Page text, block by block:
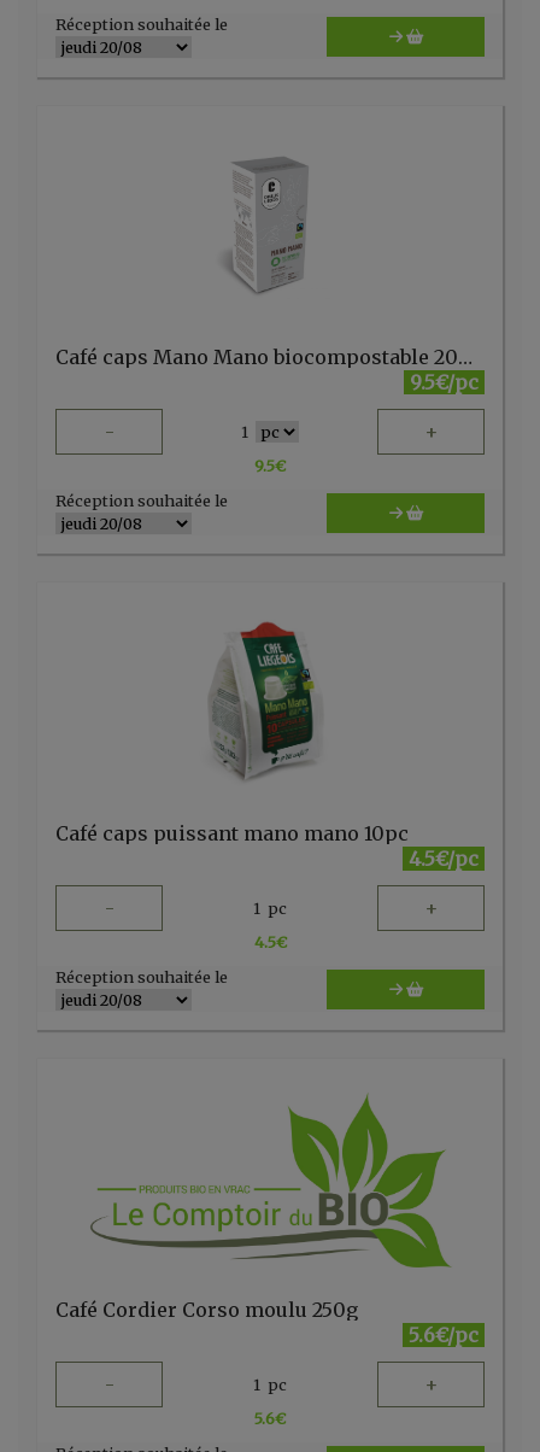
Réception souhaitée le
Café caps Mano Mano biocompostable 20pc Cafés Liégeois
9.5€/pc
- 1 +
9.5€
Réception souhaitée le
Café caps puissant mano mano 10pc
4.5€/pc
- 1 pc +
4.5€
Réception souhaitée le
Café Cordier Corso moulu 250g
5.6€/pc
- 1 pc +
5.6€